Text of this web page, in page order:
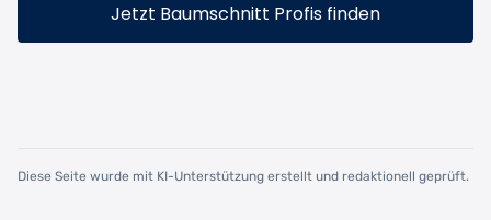
Jetzt Baumschnitt Profis finden
Diese Seite wurde mit KI-Unterstützung erstellt und redaktionell geprüft.